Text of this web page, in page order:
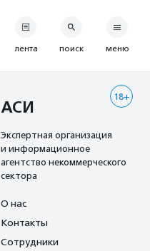
лента поиск меню
18+
АСИ
Экспертная организация
и информационное
агентство некоммерческого
сектора
О нас
Контакты
Сотрудники